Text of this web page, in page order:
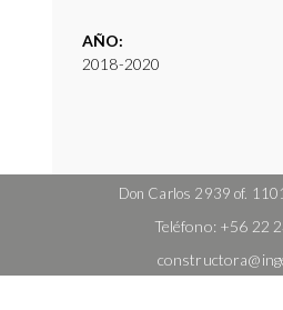
AÑO:
2018-2020
Don Carlos 2939 of.
Teléfono: +56 22